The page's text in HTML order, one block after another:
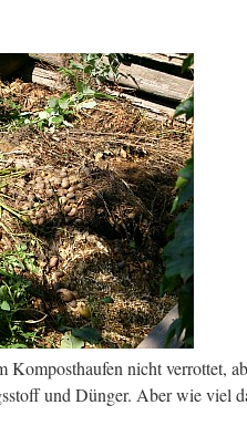
Komposthaufen nicht verrottet,
und Dünger. Aber wie viel